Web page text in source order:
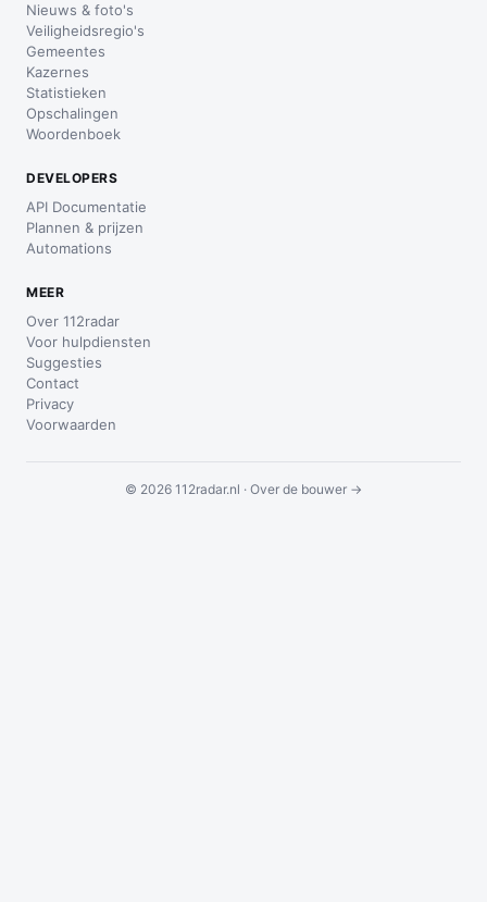
Nieuws & foto's
Veiligheidsregio's
Gemeentes
Kazernes
Statistieken
Opschalingen
Woordenboek
DEVELOPERS
API Documentatie
Plannen & prijzen
Automations
MEER
Over 112radar
Voor hulpdiensten
Suggesties
Contact
Privacy
Voorwaarden
© 2026 112radar.nl · Over de bouwer →